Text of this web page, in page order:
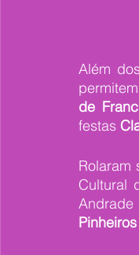
Além
de
festas
Rolaram
Cultural
Pinheiros